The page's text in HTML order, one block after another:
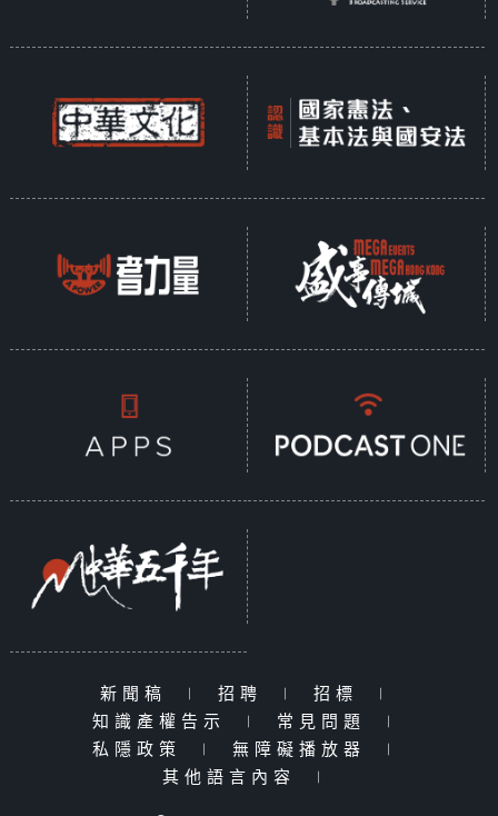
新聞稿 | 招聘 | 招標
|
知識產權告示
| 常見問題
|
私隱政策
| 無障礙播放器
|
其他語言內容
|